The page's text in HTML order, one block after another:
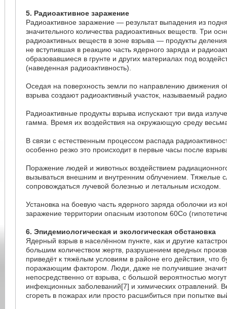
5. Радиоактивное заражение
Радиоактивное заражение — результат выпадения из
значительного количества радиоактивных веществ. Три
радиоактивных веществ в зоне взрыва — продукты
не вступившая в реакцию часть ядерного заряда и
образовавшиеся в грунте и других материалах под
(наведенная радиоактивность).
Оседая на поверхность земли по направлению движения
взрыва создают радиоактивный участок, называемый
Радиоактивные продукты взрыва испускают три вида
гамма. Время их воздействия на окружающую среду
В связи с естественным процессом распада
особенно резко это происходит в первые часы после
Поражение людей и животных воздействием
вызываться внешним и внутренним облучением. Тяжелые
сопровождаться лучевой болезнью и летальным исходом.
Установка на боевую часть ядерного заряда оболочки из
заражение территории опасным изотопом 60Co
6. Эпидемиологическая и экологическая обстановка
Ядерный взрыв в населённом пункте, как и другие
большим количеством жертв, разрушением вредных
приведёт к тяжёлым условиям в районе его действия, что
поражающим фактором. Люди, даже не получившие
непосредственно от взрыва, с большой вероятностью могут
инфекционных заболеваний[7] и химических отравлений.
сгореть в пожарах или просто расшибиться при попытке